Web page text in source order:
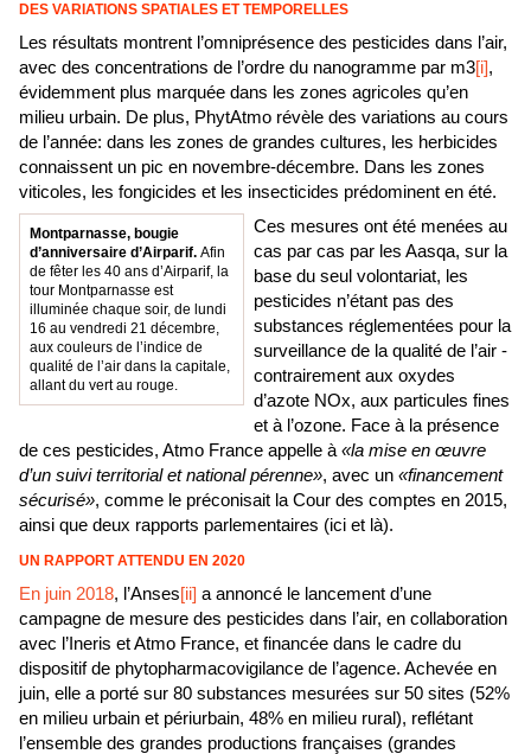
DES VARIATIONS SPATIALES ET TEMPORELLES
Les résultats montrent l’omniprésence des pesticides dans l’air,
avec des concentrations de l’ordre du nanogramme par m3[i],
évidemment plus marquée dans les zones agricoles qu’en
milieu urbain. De plus, PhytAtmo révèle des variations au cours
de l’année: dans les zones de grandes cultures, les herbicides
connaissent un pic en novembre-décembre. Dans les zones
viticoles, les fongicides et les insecticides prédominent en été.
Montparnasse, bougie
d’anniversaire d’Airparif. Afin
de fêter les 40 ans d’Airparif, la
tour Montparnasse est
illuminée chaque soir, de lundi
16 au vendredi 21 décembre,
aux couleurs de l’indice de
qualité de l’air dans la capitale,
allant du vert au rouge.
Ces mesures ont été menées au
cas par cas par les Aasqa, sur la
base du seul volontariat, les
pesticides n’étant pas des
substances réglementées pour la
surveillance de la qualité de l’air -
contrairement aux oxydes
d’azote NOx, aux particules fines
et à l’ozone. Face à la présence
de ces pesticides, Atmo France appelle à «la mise en œuvre
d’un suivi territorial et national pérenne», avec un «financement
sécurisé», comme le préconisait la Cour des comptes en 2015,
ainsi que deux rapports parlementaires (ici et là).
UN RAPPORT ATTENDU EN 2020
En juin 2018, l’Anses[ii] a annoncé le lancement d’une
campagne de mesure des pesticides dans l’air, en collaboration
avec l’Ineris et Atmo France, et financée dans le cadre du
dispositif de phytopharmacovigilance de l’agence. Achevée en
juin, elle a porté sur 80 substances mesurées sur 50 sites (52%
en milieu urbain et périurbain, 48% en milieu rural), reflétant
l’ensemble des grandes productions françaises (grandes